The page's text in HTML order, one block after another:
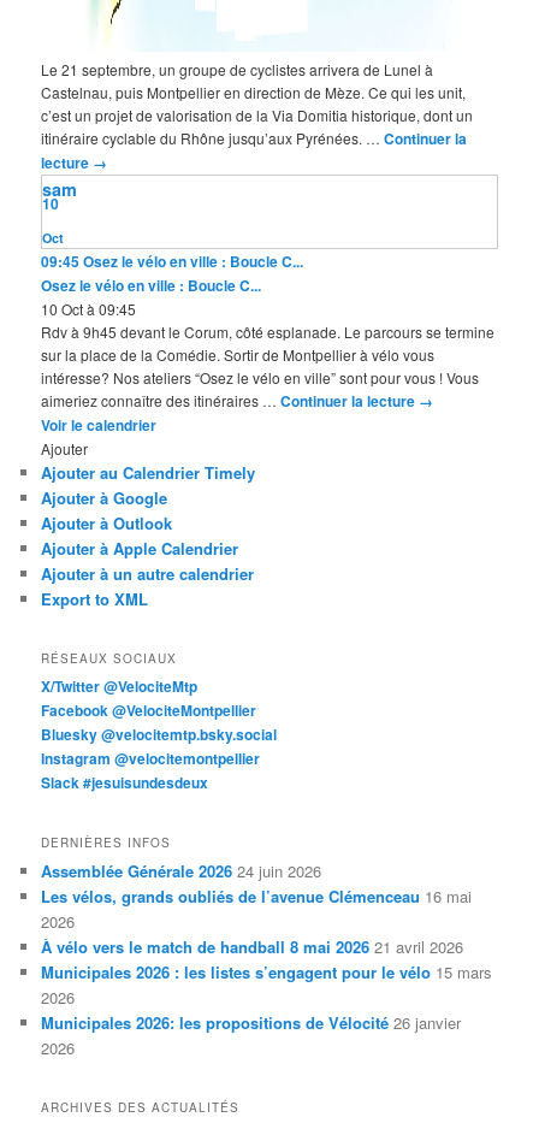
Le 21 septembre, un groupe de cyclistes arrivera de Lunel à
Castelnau, puis Montpellier en direction de Mèze. Ce qui les unit,
c’est un projet de valorisation de la Via Domitia historique, dont un
itinéraire cyclable du Rhône jusqu’aux Pyrénées. …Continuer la
lecture →
Oct
10
sam
09:45Osez le vélo en ville : Boucle C...
Osez le vélo en ville : Boucle C...
10 Oct à 09:45
Rdv à 9h45 devant le Corum, côté esplanade. Le parcours se termine
sur la place de la Comédie. Sortir de Montpellier à vélo vous
intéresse? Nos ateliers “Osez le vélo en ville” sont pour vous ! Vous
aimeriez connaître des itinéraires …Continuer la lecture →
Voir le calendrier
Ajouter
Ajouter au Calendrier Timely
Ajouter à Google
Ajouter à Outlook
Ajouter à Apple Calendrier
Ajouter à un autre calendrier
Export to XML
RÉSEAUX SOCIAUX
X/Twitter @VelociteMtp
Facebook @VelociteMontpellier
Bluesky @velocitemtp.bsky.social
Instagram @velocitemontpellier
Slack #jesuisundesdeux
DERNIÈRES INFOS
Assemblée Générale 2026 24 juin 2026
Les vélos, grands oubliés de l’avenue Clémenceau 16 mai
2026
À vélo vers le match de handball 8 mai 2026 21 avril 2026
Municipales 2026 : les listes s’engagent pour le vélo 15 mars
2026
Municipales 2026: les propositions de Vélocité 26 janvier
2026
ARCHIVES DES ACTUALITÉS